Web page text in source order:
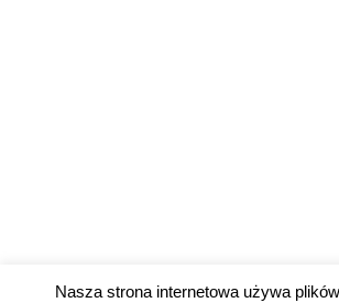
Nasza strona internetowa używa